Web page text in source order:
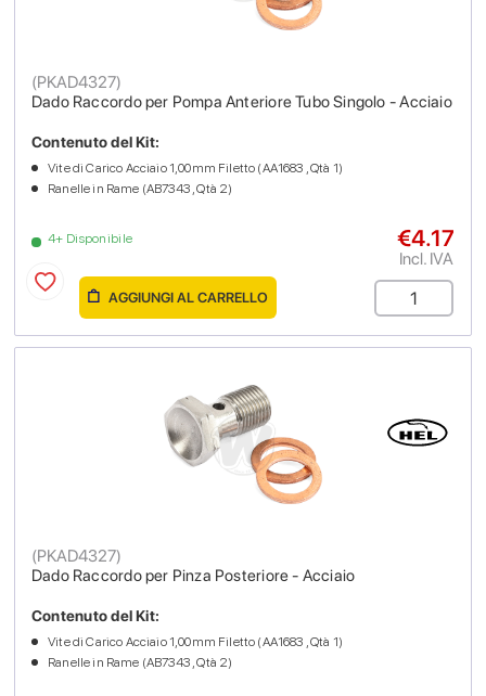
Dado Raccordo per Pompa Anteriore Tubo Singolo - Acciaio
(PKAD4327)
4+ Disponibile
Contenuto del Kit:
Vite di Carico Acciaio 1,00mm Filetto (AA1683 , Qtà 1)
Ranelle in Rame (AB7343 , Qtà 2)
€4.17
Incl. IVA
AGGIUNGI AL CARRELLO
Dado Raccordo per Pinza Posteriore - Acciaio
(PKAD4327)
Contenuto del Kit:
Vite di Carico Acciaio 1,00mm Filetto (AA1683 , Qtà 1)
Ranelle in Rame (AB7343 , Qtà 2)